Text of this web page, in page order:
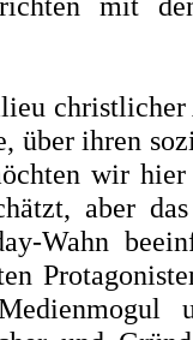
über ihren
wir
aber
-Wahn